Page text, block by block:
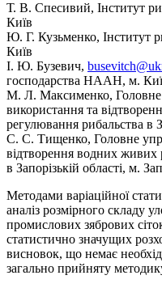
Т. В. Спесивий, Інститут
Київ
Ю. Г. Кузьменко, Інститут
Київ
І. Ю. Бузевич,
господарства НААН, м.
М. Л. Максименко, Головне
використання та
регулювання рибальства в
С. С. Тищенко, Головне
відтворення водних живих
в Запорізькій області, м.
Методами варіаційної
аналіз розмірного складу
промислових зябрових
статистично значущих
висновок, що немає
загально прийняту